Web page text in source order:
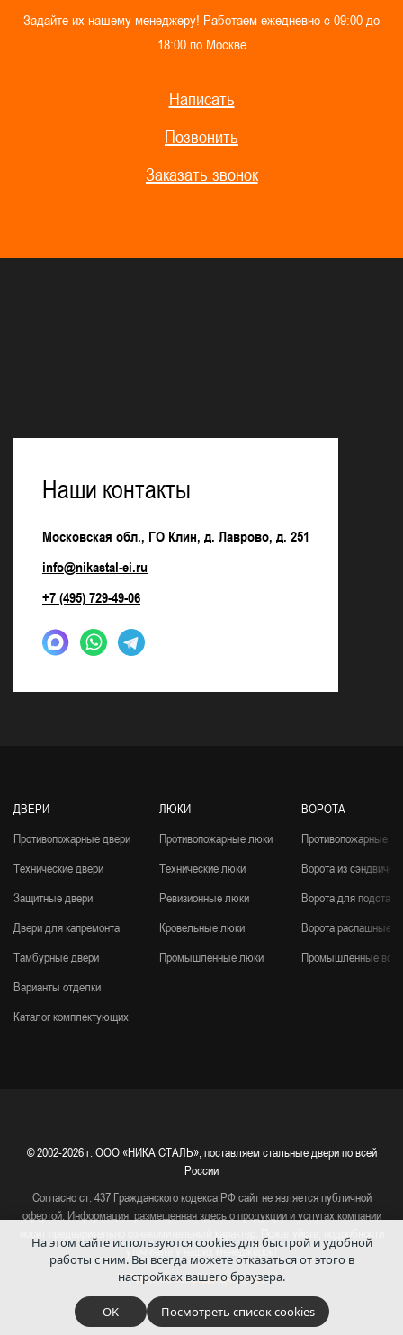
Задайте их нашему менеджеру! Работаем ежедневно с 09:00 до
18:00 по Москве
Написать
Позвонить
Заказать звонок
Наши контакты
Московская обл., ГО Клин, д. Лаврово, д. 251
info@nikastal-ei.ru
+7 (495) 729-49-06
ДВЕРИ
Противопожарные двери
Технические двери
Защитные двери
Двери для капремонта
Тамбурные двери
Варианты отделки
Каталог комплектующих
ЛЮКИ
Противопожарные люки
Технические люки
Ревизионные люки
Кровельные люки
Промышленные люки
ВОРОТА
Противопожарные
Ворота из сэндвич-
Ворота для
Ворота распашные
Промышленные
© 2002-2026 г. ООО «НИКА СТАЛЬ», поставляем стальные двери по всей
России
Согласно ст. 437 Гражданского кодекса РФ сайт не является публичной
офертой. Информация, размещенная здесь о продукции и услугах компании
уточняйте у наших менеджеров!
Политика конфиденциальности
На этом сайте используются cookies для быстрой и удобной
работы с ним. Вы всегда можете отказаться от этого в
настройках вашего браузера.
OK Посмотреть список cookies